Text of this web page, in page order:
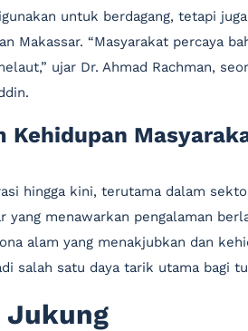
untuk berdagang, tetapi
Makassar. “Masyarakat percaya
ujar Dr. Ahmad Rachman,
Kehidupan
hingga kini, terutama dalam
yang menawarkan pengalaman
alam yang menakjubkan dan
salah satu daya tarik utama bagi
Jukung